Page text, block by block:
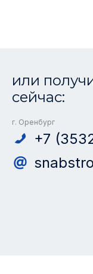
или
сейчас:
г. Оренбург
+7